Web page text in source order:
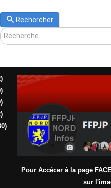
Rechercher
Pour Accéder à la page
sur